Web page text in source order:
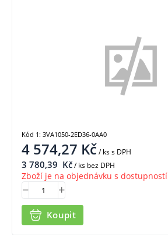
4 574,27 Kč/ kss DPH
3 780,39 Kč/ ks bez DPH
Zboží je na objednávku s dostupností
Koupit
Kód 1: 3VA1050-2ED36-0AA0